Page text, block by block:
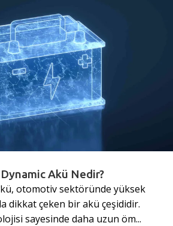
Akü Nedir?
otomotiv sektöründe yüksek
dikkat çeken bir akü çeşididir.
sayesinde daha uzun öm...